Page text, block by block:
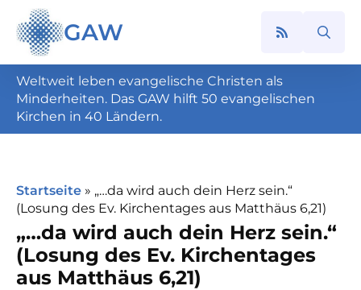
GAW
Search
Weltweit leben evangelische Christen als
Minderheiten. Das GAW hilft 50 evangelischen
Kirchen in 40 Ländern.
Startseite » „…da wird auch dein Herz sein.“
(Losung des Ev. Kirchentages aus Matthäus 6,21)
„…da wird auch dein Herz sein.“
(Losung des Ev. Kirchentages
aus Matthäus 6,21)